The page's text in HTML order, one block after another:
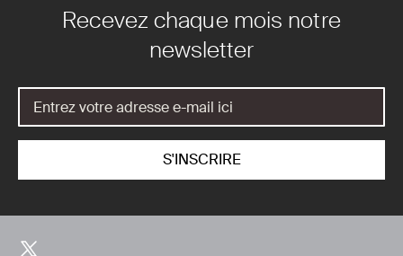
Recevez chaque mois notre
newsletter